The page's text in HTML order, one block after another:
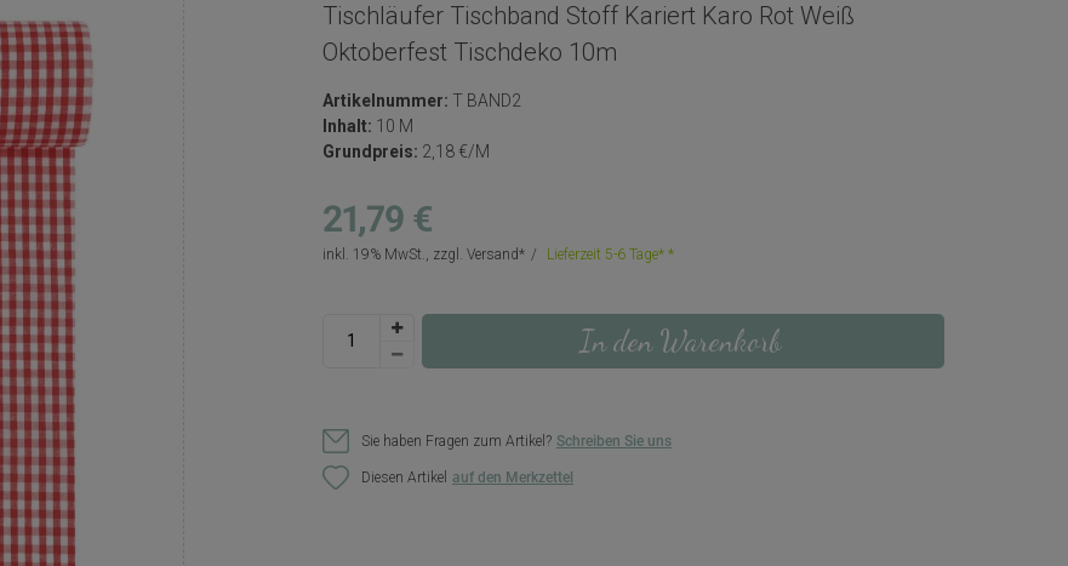
Tischläufer Tischband Stoff Kariert Karo Rot Weiß
Oktoberfest Tischdeko 10m
Artikelnummer: T BAND2
Inhalt: 10 M
Grundpreis: 2,18 €/M
21,79 €
inkl. 19% MwSt., zzgl. Versand Lieferzeit 5-6 Tage*
In den Warenkorb
Sie haben Fragen zum Artikel? Schreiben Sie uns
Diesen Artikel